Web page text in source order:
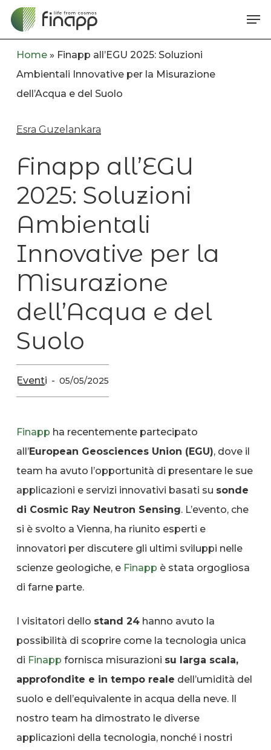
Skip
Home» Finapp all’EGU 2025: Soluzioni
Ambientali Innovative per la Misurazione
dell’Acqua e del Suolo
Esra Guzelankara
Finapp all’EGU
2025: Soluzioni
Ambientali
Innovative per la
Misurazione
dell’Acqua e del
Suolo
Eventi 05/05/2025
Finapp ha recentemente partecipato
all’European Geosciences Union (EGU), dove il
team ha avuto l’opportunità di presentare le sue
applicazioni e servizi innovativi basati su sonde
di Cosmic Ray Neutron Sensing. L’evento, che
si è svolto a Vienna, ha riunito esperti e
innovatori per discutere gli ultimi sviluppi nelle
scienze geologiche, e Finapp è stata orgogliosa
di farne parte.
I visitatori dello stand 24hanno avuto la
possibilità di scoprire come la tecnologia unica
di Finapp fornisca misurazioni su larga scala,
approfondite e in tempo reale dell’umidità del
suolo e dell’equivalente in acqua della neve. Il
nostro team ha dimostrato le diverse
applicazioni della tecnologia, nonché i nostri